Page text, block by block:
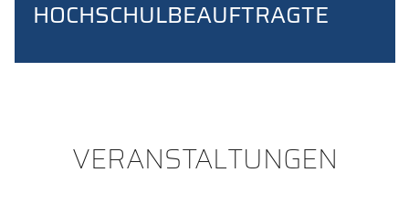
HOCHSCHULB­EAUFTRAGTE
VERANSTALTUNGEN